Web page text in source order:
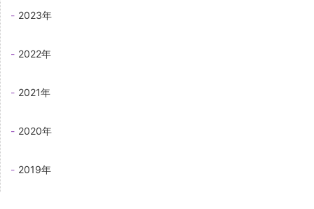
2023年
2022年
2021年
2020年
2019年